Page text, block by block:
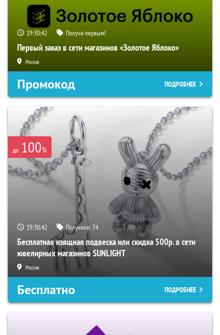
19:30:41 Получи первым!
Первый заказ в сети магазинов «Золотое Яблоко»
Россия
Промокод ПОДРОБНЕЕ
до 100%
19:30:41 Получили:74
Бесплатная изящная подвеска или скидка 500р. в сети
ювелирных магазинов SUNLIGHT
Россия
Бесплатно ПОДРОБНЕЕ